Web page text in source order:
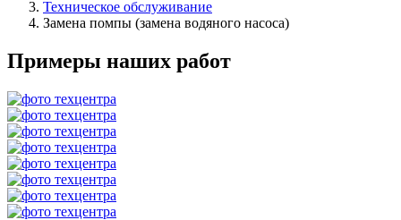
Техническое обслуживание
Замена помпы (замена водяного насоса)
Примеры наших работ